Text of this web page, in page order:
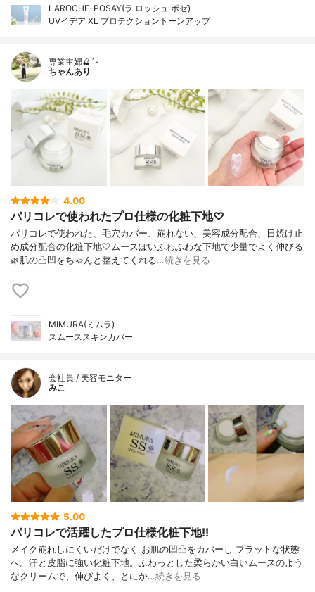
LAROCHE-POSAY(ラ ロッシュ ポゼ)
UVイデア XL プロテクショントーンアップ
専業主婦🍒´-
ちゃんあり
4.00
パリコレで使われたプロ仕様の化粧下地♡
パリコレで使われた、毛穴カバー、崩れない、美容成分配合、日焼け止
め成分配合の化粧下地🤍ムースぽいふわふわな下地で少量でよく伸びる
🌿肌の凸凹をちゃんと整えてくれる…続きを見る
MIMURA(ミムラ)
スムーススキンカバー
会社員 / 美容モニター
みこ
5.00
パリコレで活躍したプロ仕様化粧下地!!
メイク崩れしにくいだけでなく お肌の凹凸をカバーし フラットな状態
へ。汗と皮脂に強い化粧下地。ふわっとした柔らかい白いムースのよう
なクリームで、伸びよく、とにか…続きを見る